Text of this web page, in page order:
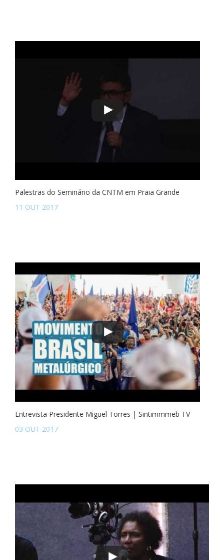
Palestras do Seminário da CNTM em Praia Grande
11 OUT 2017
Entrevista Presidente Miguel Torres | Sintimmmeb TV
03 OUT 2017